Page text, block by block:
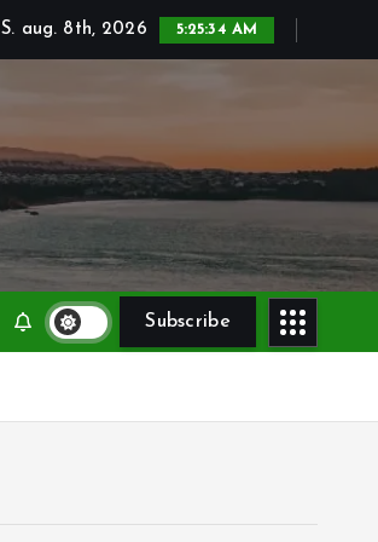
S. aug. 8th, 2026 5:25:36 AM
Subscribe